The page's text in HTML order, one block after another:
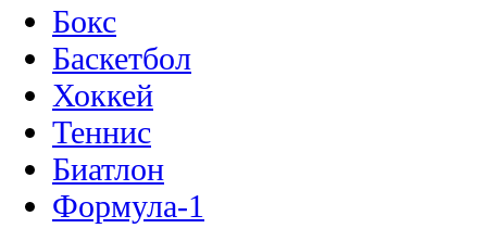
Бокс
Баскетбол
Хоккей
Теннис
Биатлон
Формула-1